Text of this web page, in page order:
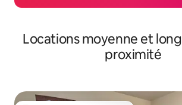
Locations moyenne et
proximité